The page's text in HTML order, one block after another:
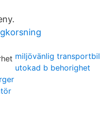
miljövänlig transportbil
utokad b behorighet